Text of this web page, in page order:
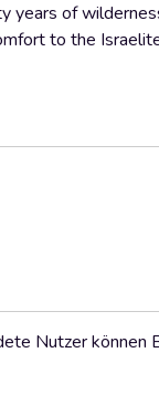
of
to the
Nutzer können